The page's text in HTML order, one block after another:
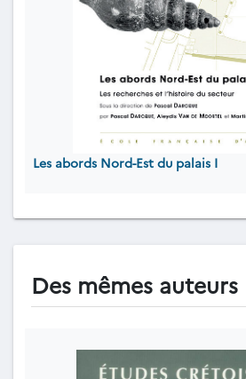
Les abords Nord-Est du palais I
Des mêmes auteurs